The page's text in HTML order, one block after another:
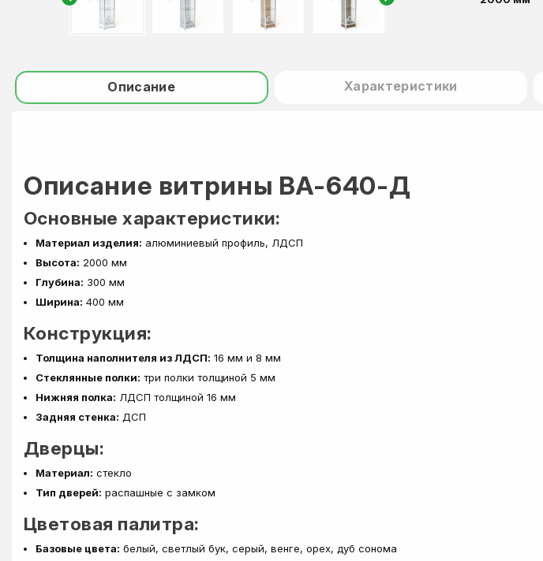
Описание Характеристики
Описание витрины ВА-640-Д
Основные характеристики:
Материал изделия: алюминиевый профиль, ЛДСП
Высота: 2000 мм
Глубина: 300 мм
Ширина: 400 мм
Конструкция:
Толщина наполнителя из ЛДСП: 16 мм и 8 мм
Стеклянные полки: три полки толщиной 5 мм
Нижняя полка: ЛДСП толщиной 16 мм
Задняя стенка: ДСП
Дверцы:
Материал: стекло
Тип дверей: распашные с замком
Цветовая палитра:
Базовые цвета: белый, светлый бук, серый, венге, орех, дуб сонома